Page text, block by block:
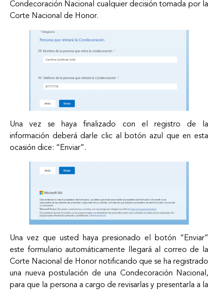
Condecoración Nacional cualquier decisión tomada por la
Corte Nacional de Honor.
Una vez se haya finalizado con el registro de la
información deberá darle clic al botón azul que en esta
ocasión dice: “Enviar”.
Una vez que usted haya presionado el botón “Enviar”
este formulario automáticamente llegará al correo de la
Corte Nacional de Honor notificando que se ha registrado
una nueva postulación de una Condecoración Nacional,
para que la persona a cargo de revisarlas y presentarla a la